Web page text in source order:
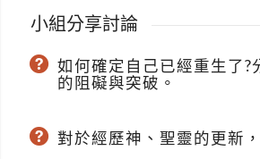
小組分享討論
如何確定自己已經重生了?
的阻礙與突破。
對於經歷神、聖靈的更新